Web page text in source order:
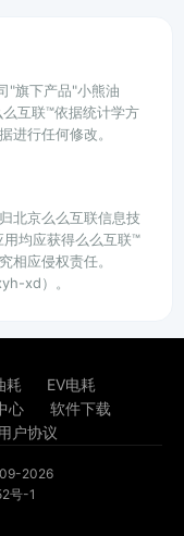
"旗下产品"小熊油
互联™依据统计学方
进行任何修改。
北京么么互联信息技
均应获得么么互联™
相应侵权责任。
xd）。
耗
EV电耗
心
软件下载
用户协议
2026
号-1